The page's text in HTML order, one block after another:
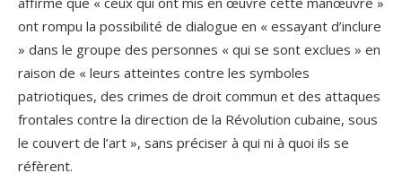
ont rompu la possibilité de dialogue en « essayant d’inclure
» dans le groupe des personnes « qui se sont exclues » en
raison de « leurs atteintes contre les symboles
patriotiques, des crimes de droit commun et des attaques
frontales contre la direction de la Révolution cubaine, sous
le couvert de l’art », sans préciser à qui ni à quoi ils se
réfèrent.